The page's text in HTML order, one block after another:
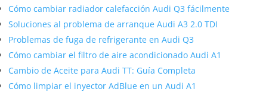
Cómo cambiar radiador calefacción Audi Q3 fácilmente
Soluciones al problema de arranque Audi A3 2.0 TDI
Problemas de fuga de refrigerante en Audi Q3
Cómo cambiar el filtro de aire acondicionado Audi A1
Cambio de Aceite para Audi TT: Guía Completa
Cómo limpiar el inyector AdBlue en un Audi A1